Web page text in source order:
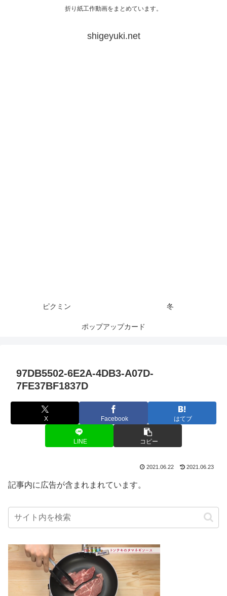
折り紙工作動画をまとめています。
shigeyuki.net
ピクミン 冬
ポップアップカード
97DB5502-6E2A-4DB3-A07D-
7FE37BF1837D
X Facebook はてブ
LINE コピー
2021.06.22 2021.06.23
記事内に広告が含まれまれています。